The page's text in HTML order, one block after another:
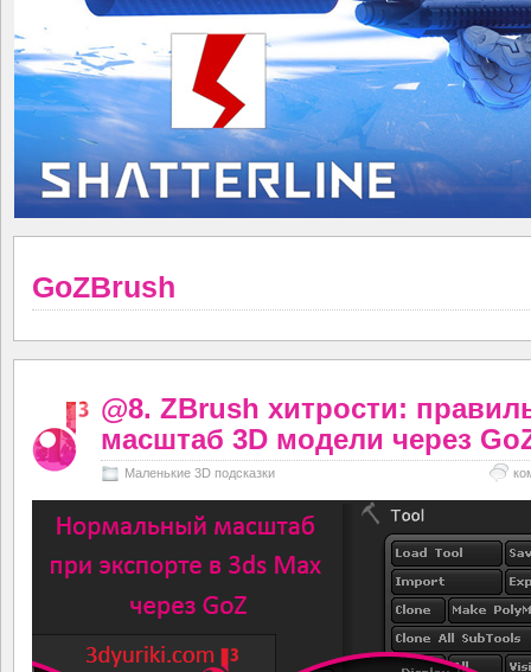
GoZBrush
@8. ZBrush хитрости:
масштаб 3D модели через
Маленькие 3D подсказки